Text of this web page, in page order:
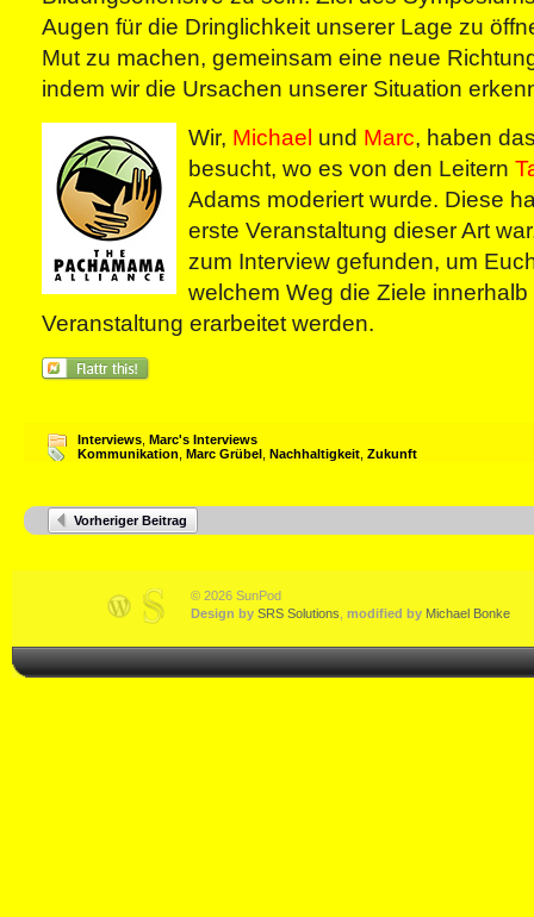
Augen für die Dringlichkeit unserer Lage zu
Mut zu machen, gemeinsam eine neue
indem wir die Ursachen unserer Situation
Wir, Michael und Marc, haben
besucht, wo es von den Leitern
Adams moderiert wurde. Diese
erste Veranstaltung dieser Art
zum Interview gefunden, um
welchem Weg die Ziele
Veranstaltung erarbeitet werden.
Interviews Marc's Interviews
Kommunikation Marc Grübel Nachhaltigkeit Zukunft
Vorheriger Beitrag
© 2026 SunPod
Design by SRS Solutions modified by Michael Bonke